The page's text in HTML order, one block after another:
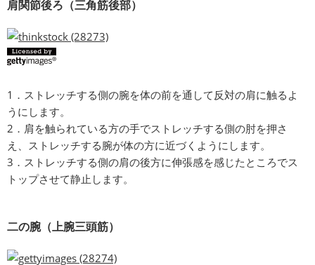
肩関節後ろ（三角筋後部）
1．ストレッチする側の腕を体の前を通して反対の肩に触るよ
うにします。
2．肩を触られている方の手でストレッチする側の肘を押さ
え、ストレッチする腕が体の方に近づくようにします。
3．ストレッチする側の肩の後方に伸張感を感じたところでス
トップさせて静止します。
二の腕（上腕三頭筋）